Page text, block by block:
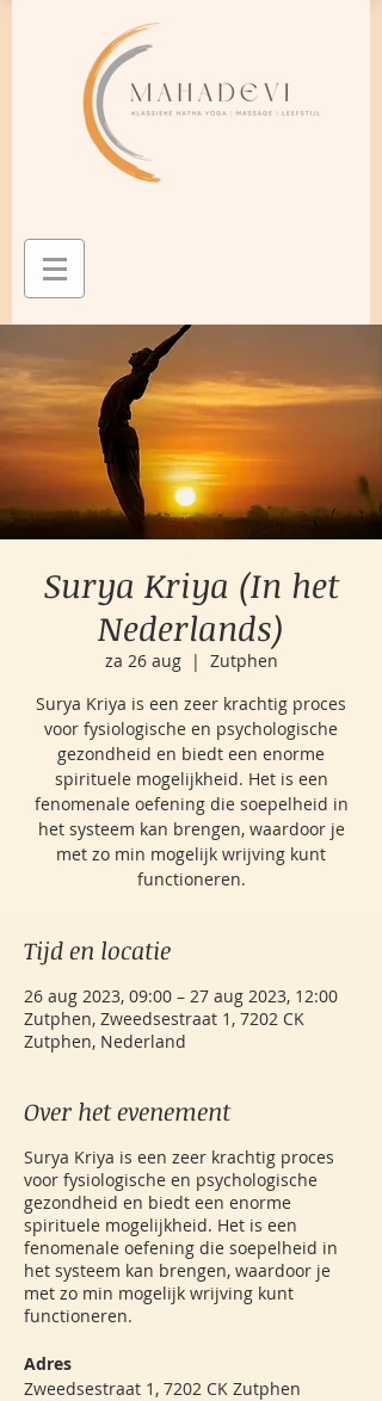
Surya Kriya (In het
Nederlands)
za 26 aug
  |
Zutphen
Surya Kriya is een zeer krachtig proces
voor fysiologische en psychologische
gezondheid en biedt een enorme
spirituele mogelijkheid. Het is een
fenomenale oefening die soepelheid in
het systeem kan brengen, waardoor je
met zo min mogelijk wrijving kunt
functioneren.
Tijd en locatie
26 aug 2023, 09:00 – 27 aug 2023, 12:00
Zutphen, Zweedsestraat 1, 7202 CK
Zutphen, Nederland
Over het evenement
Surya Kriya is een zeer krachtig proces
voor fysiologische en psychologische
gezondheid en biedt een enorme
spirituele mogelijkheid. Het is een
fenomenale oefening die soepelheid in
het systeem kan brengen, waardoor je
met zo min mogelijk wrijving kunt
functioneren.
Adres
Zweedsestraat 1, 7202 CK Zutphen